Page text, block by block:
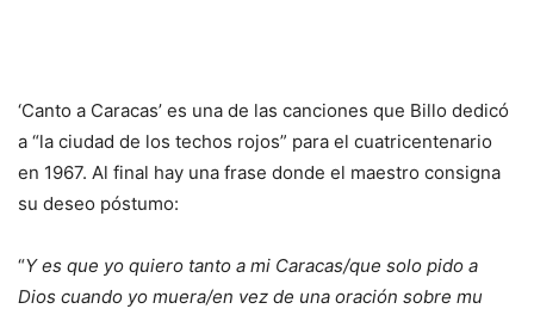
‘Canto a Caracas’ es una de las canciones que Billo dedicó
a “la ciudad de los techos rojos” para el cuatricentenario
en 1967. Al final hay una frase donde el maestro consigna
su deseo póstumo:
“Y es que yo quiero tanto a mi Caracas/que solo pido a
Dios cuando yo muera/en vez de una oración sobre mu